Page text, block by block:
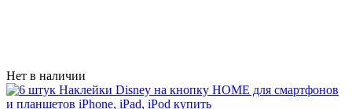
Нет в наличии